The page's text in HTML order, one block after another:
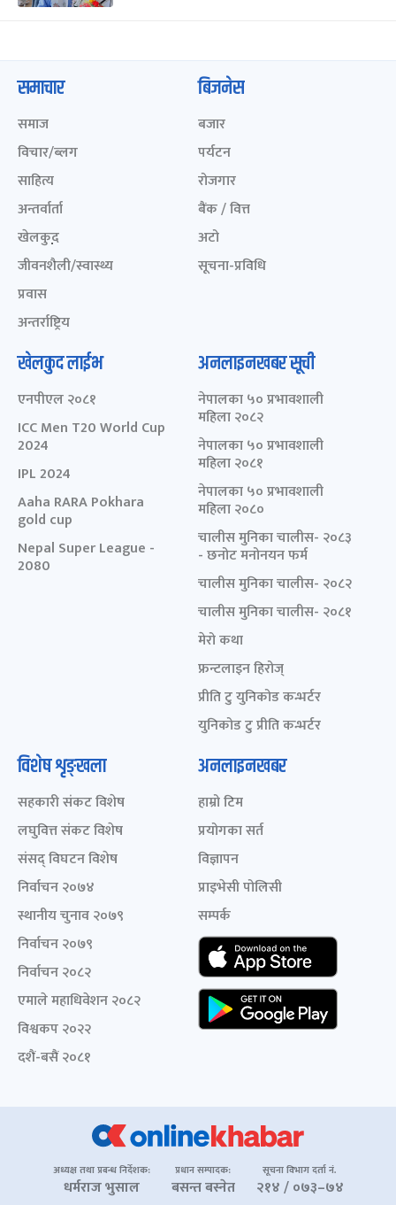
समाचार
समाज
विचार/ब्लग
साहित्य
अन्तर्वार्ता
खेलकुद़़
जीवनशैली/स्वास्थ्य
प्रवास
अन्तर्राष्ट्रिय
बिजनेस
बजार
पर्यटन
रोजगार
बैंक / वित्त
अटो
सूचना-प्रविधि
खेलकुद लाईभ
एनपीएल २०८१
ICC Men T20 World Cup
2024
IPL 2024
Aaha RARA Pokhara
gold cup
Nepal Super League -
2080
अनलाइनखबर सूची
नेपालका ५० प्रभावशाली
महिला २०८२
नेपालका ५० प्रभावशाली
महिला २०८१
नेपालका ५० प्रभावशाली
महिला २०८०
चालीस मुनिका चालीस- २०८३
- छनोट मनोनयन फर्म
चालीस मुनिका चालीस- २०८२
चालीस मुनिका चालीस- २०८१
मेरो कथा
फ्रन्टलाइन हिरोज्
प्रीति टु युनिकोड कन्भर्टर
युनिकोड टु प्रीति कन्भर्टर
विशेष शृङ्खला
सहकारी संकट विशेष
लघुवित्त संकट विशेष
संसद् विघटन विशेष
निर्वाचन २०७४
स्थानीय चुनाव २०७९
निर्वाचन २०७९
निर्वाचन २०८२
एमाले महाधिवेशन २०८२
विश्वकप २०२२
दशैं-बसैं २०८१
अनलाइनखबर
हाम्रो टिम
प्रयोगका सर्त
विज्ञापन
प्राइभेसी पोलिसी
सम्पर्क
अध्यक्ष तथा प्रबन्ध निर्देशक:
धर्मराज भुसाल
प्रधान सम्पादक:
बसन्त बस्नेत
सूचना विभाग दर्ता नं.
२१४ / ०७३–७४